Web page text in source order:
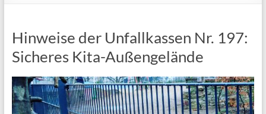
Hinweise der Unfallkassen Nr. 197:
Sicheres Kita-Außengelände